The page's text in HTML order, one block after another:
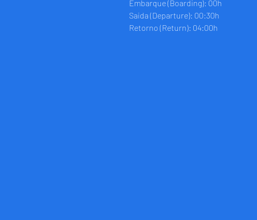
Embarque (Boarding): 00h
Saida (Departure): 00:30h
Retorno (Return): 04:00h